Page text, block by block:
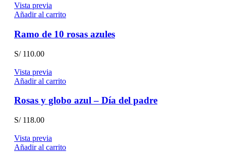
original
era:
Vista previa
Añadir al carrito
Ramo de 10 rosas azules
S/110.00
Vista previa
Añadir al carrito
Rosas y globo azul – Día del padre
S/118.00
Vista previa
Añadir al carrito